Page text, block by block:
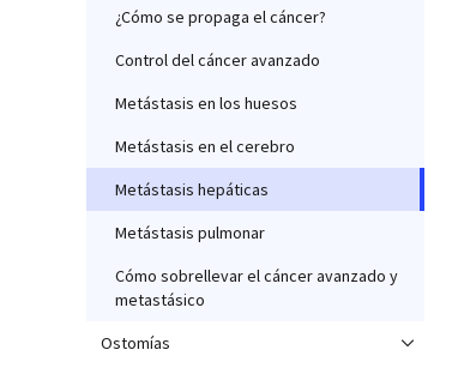
¿Cómo se propaga el cáncer?
Control del cáncer avanzado
Metástasis en los huesos
Metástasis en el cerebro
Metástasis hepáticas
Metástasis pulmonar
Cómo sobrellevar el cáncer avanzado y
metastásico
Ostomías